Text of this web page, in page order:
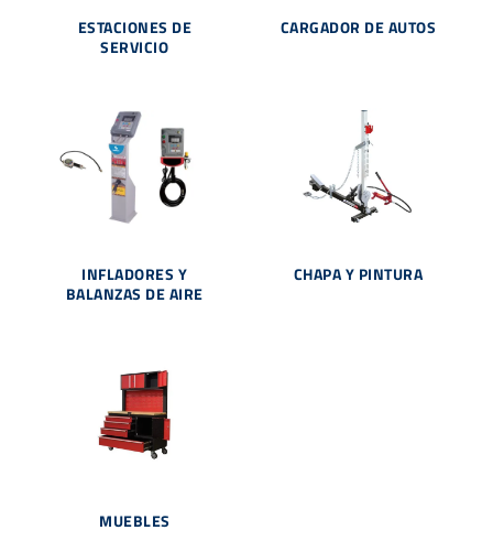
ESTACIONES DE
SERVICIO
CARGADOR DE AUTOS
INFLADORES Y
BALANZAS DE AIRE
CHAPA Y PINTURA
MUEBLES